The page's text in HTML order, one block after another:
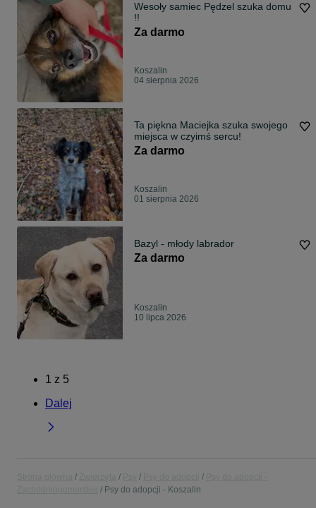
Wesoły samiec Pędzel szuka domu
!!
Za darmo
Koszalin
04 sierpnia 2026
Ta piękna Maciejka szuka swojego
miejsca w czyimś sercu!
Za darmo
Koszalin
01 sierpnia 2026
Bazyl - młody labrador
Za darmo
Koszalin
10 lipca 2026
1 z 5
Dalej
Psy do adopcji - Koszalin